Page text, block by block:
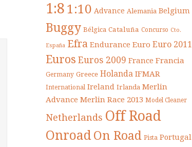
1:8 1:10 Advance Alemania Belgium
Buggy Bélgica Cataluña Concurso Cto.
España Efra Endurance Euro Euro 2011
Euros Euros 2009 France Francia
Germany Greece Holanda IFMAR
International Ireland Irlanda Merlin
Advance Merlin Race 2013 Model Cleaner
Netherlands Off Road
OnroadOn Road Pista Portugal